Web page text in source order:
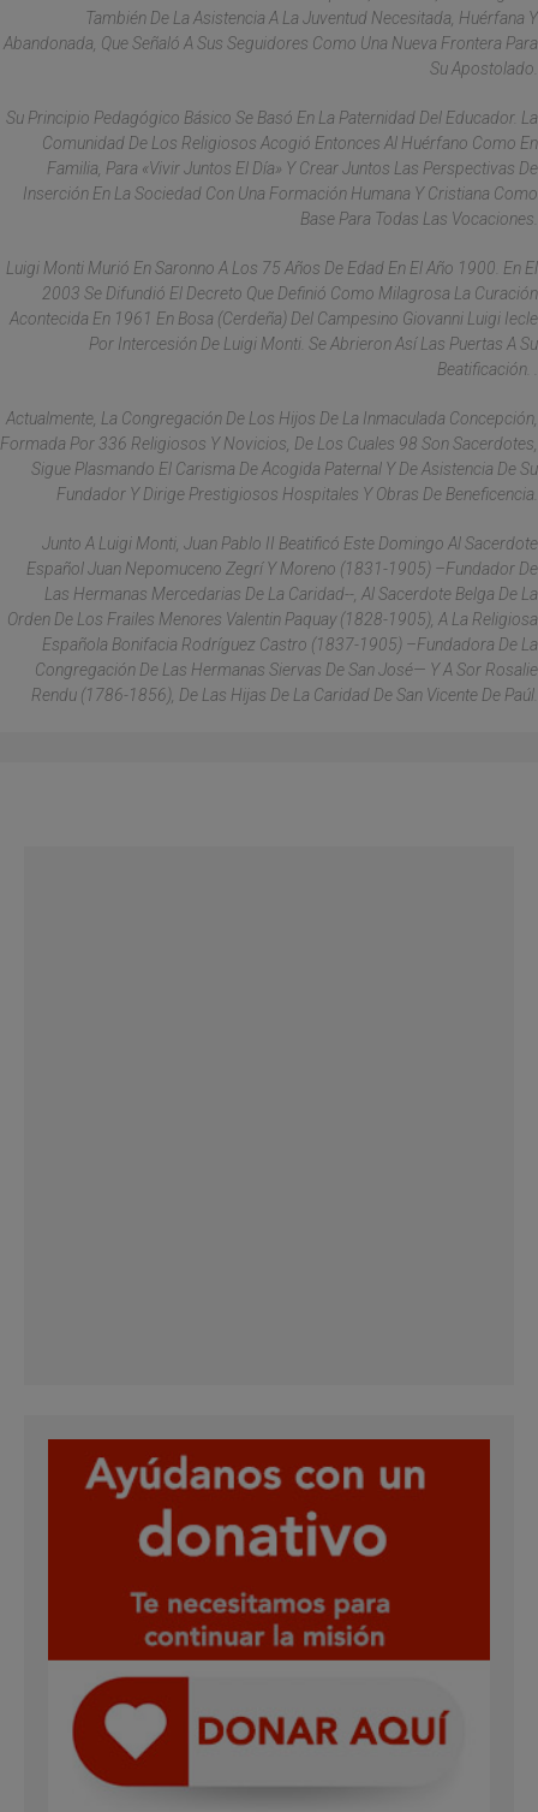
También De La Asistencia A La Juventud Necesitada, Huérfana Y
Abandonada, Que Señaló A Sus Seguidores Como Una Nueva Frontera Para
Su Apostolado.
Su Principio Pedagógico Básico Se Basó En La Paternidad Del Educador. La
Comunidad De Los Religiosos Acogió Entonces Al Huérfano Como En
Familia, Para «vivir Juntos El Día» Y Crear Juntos Las Perspectivas De
Inserción En La Sociedad Con Una Formación Humana Y Cristiana Como
Base Para Todas Las Vocaciones.
Luigi Monti Murió En Saronno A Los 75 Años De Edad En El Año 1900. En El
2003 Se Difundió El Decreto Que Definió Como Milagrosa La Curación
Acontecida En 1961 En Bosa (Cerdeña) Del Campesino Giovanni Luigi Iecle
Por Intercesión De Luigi Monti. Se Abrieron Así Las Puertas A Su
Beatificación. .
Actualmente, La Congregación De Los Hijos De La Inmaculada Concepción,
Formada Por 336 Religiosos Y Novicios, De Los Cuales 98 Son Sacerdotes,
Sigue Plasmando El Carisma De Acogida Paternal Y De Asistencia De Su
Fundador Y Dirige Prestigiosos Hospitales Y Obras De Beneficencia.
Junto A Luigi Monti, Juan Pablo II Beatificó Este Domingo Al Sacerdote
Español Juan Nepomuceno Zegrí Y Moreno (1831-1905) –fundador De
Las Hermanas Mercedarias De La Caridad--, Al Sacerdote Belga De La
Orden De Los Frailes Menores Valentin Paquay (1828-1905), A La Religiosa
Española Bonifacia Rodríguez Castro (1837-1905) –fundadora De La
Congregación De Las Hermanas Siervas De San José— Y A Sor Rosalie
Rendu (1786-1856), De Las Hijas De La Caridad De San Vicente De Paúl.